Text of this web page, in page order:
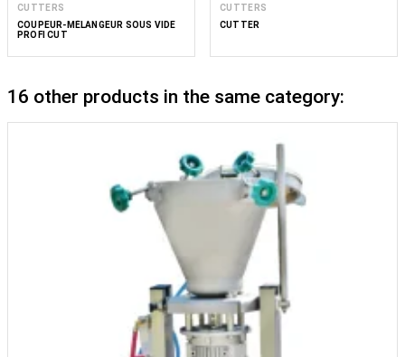
CUTTERS
COUPEUR-MÉLANGEUR SOUS VIDE
PROFI CUT
CUTTERS
CUTTER
16 other products in the same category: